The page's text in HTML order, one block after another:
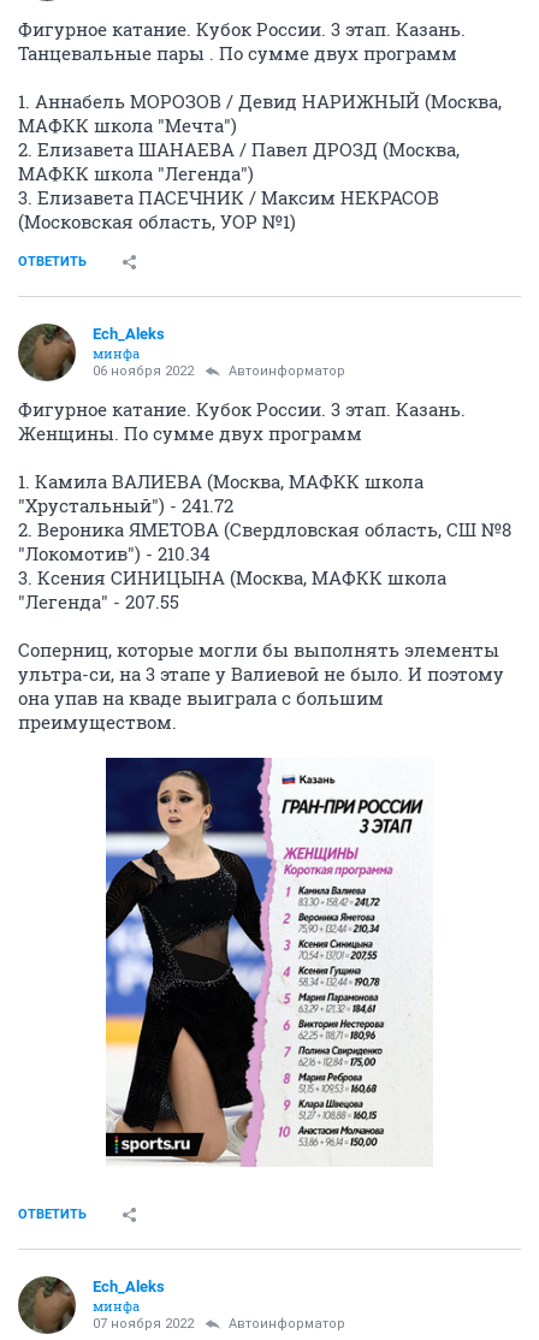
Фигурное катание. Кубок России. 3 этап. Казань.
Танцевальные пары . По сумме двух программ
1. Аннабель МОРОЗОВ / Девид НАРИЖНЫЙ (Москва,
МАФКК школа "Мечта")
2. Елизавета ШАНАЕВА / Павел ДРОЗД (Москва,
МАФКК школа "Легенда")
3. Елизавета ПАСЕЧНИК / Максим НЕКРАСОВ
(Московская область, УОР №1)
ОТВЕТИТЬ
Ech_Aleks
минфа
06 ноября 2022 Автоинформатор
Фигурное катание. Кубок России. 3 этап. Казань.
Женщины. По сумме двух программ
1. Камила ВАЛИЕВА (Москва, МАФКК школа
"Хрустальный") - 241.72
2. Вероника ЯМЕТОВА (Свердловская область, СШ №8
"Локомотив") - 210.34
3. Ксения СИНИЦЫНА (Москва, МАФКК школа
"Легенда" - 207.55
Соперниц, которые могли бы выполнять элементы
ультра-си, на 3 этапе у Валиевой не было. И поэтому
она упав на кваде выиграла с большим
преимуществом.
ОТВЕТИТЬ
Ech_Aleks
минфа
07 ноября 2022 Автоинформатор